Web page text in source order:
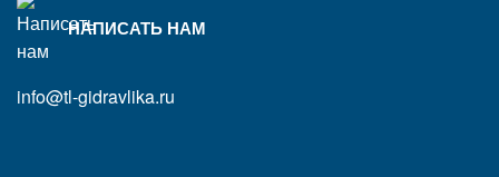
НАПИСАТЬ НАМ
info@tl-gidravlika.ru